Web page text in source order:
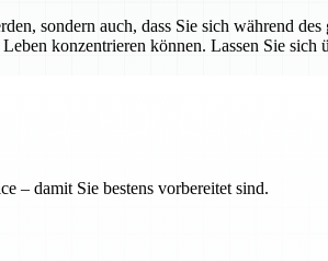
sondern auch, dass Sie sich während
konzentrieren können. Lassen Sie
– damit Sie bestens vorbereitet sind.